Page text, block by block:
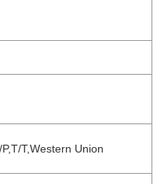
T,Western Union